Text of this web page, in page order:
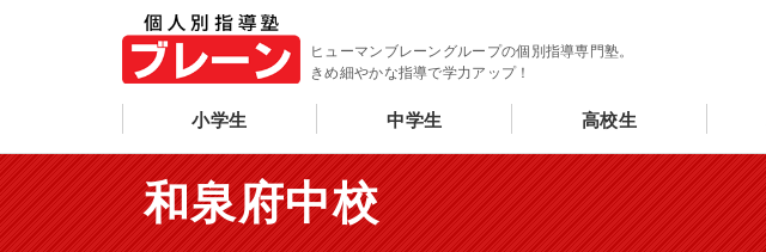
ヒューマンブレーングループの個別指導専門塾。
きめ細やかな指導で学力アップ！
小学生 中学生 高校生
和泉府中校